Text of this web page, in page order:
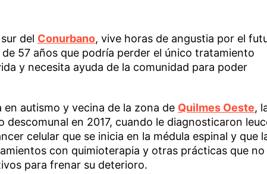
del Conurbano, vive horas de angustia por el
57 años que podría perder el único tratamiento
y necesita ayuda de la comunidad para poder
en autismo y vecina de la zona de Quilmes Oeste,
descomunal en 2017, cuando le diagnosticaron
celular que se inicia en la médula espinal y que
con quimioterapia y otras prácticas que no
para frenar su deterioro.